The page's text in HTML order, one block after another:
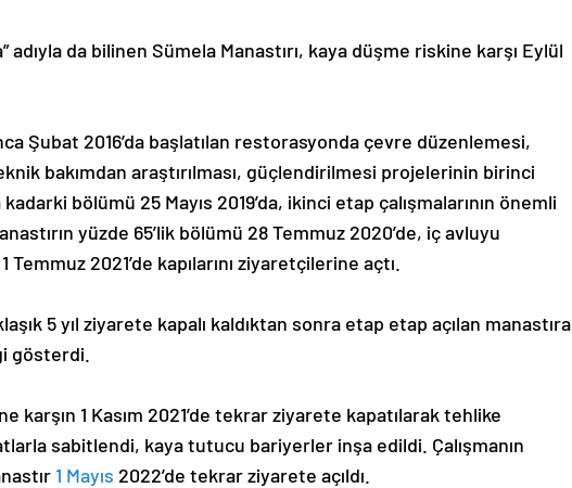
adıyla da bilinen Sümela Manastırı, kaya düşme riskine karşı Eylül
Şubat 2016’da başlatılan restorasyonda çevre düzenlemesi,
bakımdan araştırılması, güçlendirilmesi projelerinin birinci
bölümü 25 Mayıs 2019’da, ikinci etap çalışmalarının önemli
yüzde 65’lik bölümü 28 Temmuz 2020’de, iç avluyu
2021’de kapılarını ziyaretçilerine açtı.
5 yıl ziyarete kapalı kaldıktan sonra etap etap açılan manastıra
gösterdi.
karşın 1 Kasım 2021’de tekrar ziyarete kapatılarak tehlike
sabitlendi, kaya tutucu bariyerler inşa edildi. Çalışmanın
1 Mayıs 2022’de tekrar ziyarete açıldı.